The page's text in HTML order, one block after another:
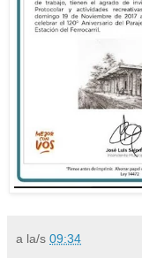
a la/s 09:34